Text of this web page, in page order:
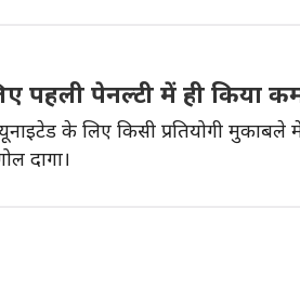
पहली पेनल्टी में ही किया
यूनाइटेड के लिए किसी प्रतियोगी
दागा।